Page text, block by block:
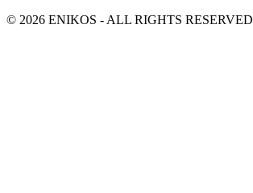
© 2026 ENIKOS - ALL RIGHTS RESERVED